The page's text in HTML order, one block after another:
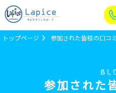
トップページ 参加された皆様の口コミ
参加された